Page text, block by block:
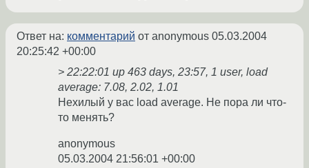
Ответ на: комментарий от anonymous 05.03.2004
20:25:42 +00:00
> 22:22:01 up 463 days, 23:57, 1 user, load
average: 7.08, 2.02, 1.01
Нехилый у вас load average. Не пора ли что-
то менять?
anonymous
05.03.2004 21:56:01 +00:00